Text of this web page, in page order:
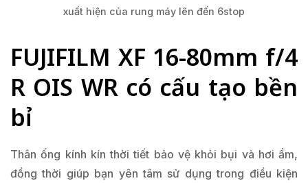
xuất hiện của rung máy lên đến 6stop
FUJIFILM XF 16-80mm f/4
R OIS WR có cấu tạo bền
bỉ
Thân ống kính kín thời tiết bảo vệ khỏi bụi và hơi ẩm,
đồng thời giúp bạn yên tâm sử dụng trong điều kiện